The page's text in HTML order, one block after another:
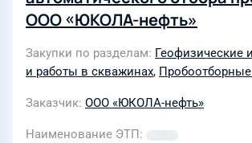
ООО «ЮКОЛА-нефть»
Закупки по разделам Геофизические
и работы в скважинах, Пробоотборные
Заказчик ООО «ЮКОЛА-нефть»
Наименование ЭТП